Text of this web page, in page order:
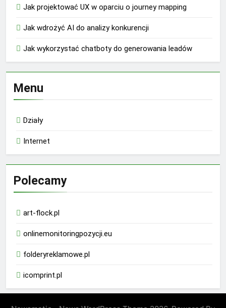
Jak projektować UX w oparciu o journey mapping
Jak wdrożyć AI do analizy konkurencji
Jak wykorzystać chatboty do generowania leadów
Menu
Działy
Internet
Polecamy
art-flock.pl
onlinemonitoringpozycji.eu
folderyreklamowe.pl
icomprint.pl